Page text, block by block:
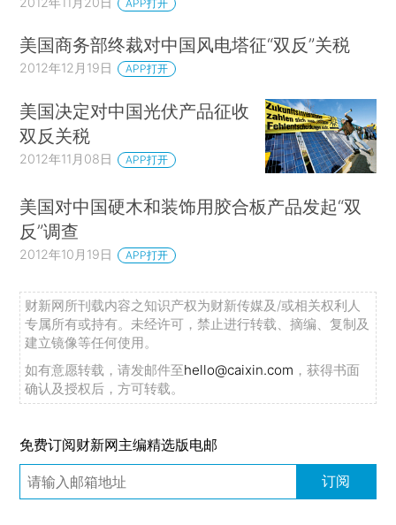
APP打开
美国商务部终裁对中国风电塔征“双反”关税
2012年12月19日 APP打开
美国决定对中国光伏产品征收
双反关税
2012年11月08日 APP打开
美国对中国硬木和装饰用胶合板产品发起“双
反”调查
2012年10月19日 APP打开
财新网所刊载内容之知识产权为财新传媒及/或相关权利人
专属所有或持有。未经许可，禁止进行转载、摘编、复制及
建立镜像等任何使用。
如有意愿转载，请发邮件至hello@caixin.com ，获得书面
确认及授权后，方可转载。
免费订阅财新网主编精选版电邮
订阅